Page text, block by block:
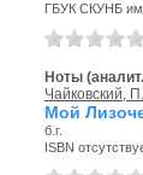
ГБУК СКУНБ
Ноты
Чайковский,
Мой
б.г.
ISBN